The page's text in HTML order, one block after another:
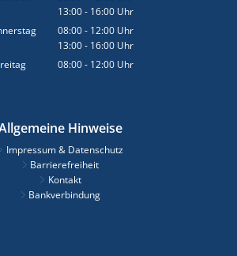
Von 08:00 bis 12:00 Uhr
13:00- 16:00 Uhr
Von 13:00 bis 16:00 Uhr
08:00- 12:00 Uhr
Von 08:00 bis 12:00 Uhr
13:00- 16:00 Uhr
Von 13:00 bis 16:00 Uhr
08:00- 12:00 Uhr
Hinweise
Impressum & Datenschutz
Barrierefreiheit
Kontakt
Bankverbindung